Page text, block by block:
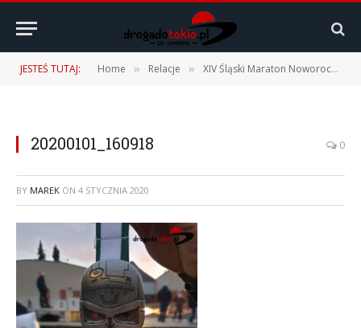
JESTEŚ TUTAJ: Home » Relacje » XIV Śląski Maraton Noworoczny Cyborg – 01.01.2020 r.
20200101_160918 0
BY MAREK ON 4 STYCZNIA 2020